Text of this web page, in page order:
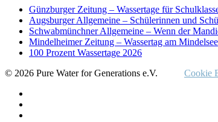
Günzburger Zeitung – Wassertage für
Augsburger Allgemeine – Schülerinnen und
Schwabmünchner Allgemeine – Wenn der
Mindelheimer Zeitung – Wassertag am Mindelsee
100 Prozent Wassertage 2026
© 2026 Pure Water for Generations e.V.
Cookie